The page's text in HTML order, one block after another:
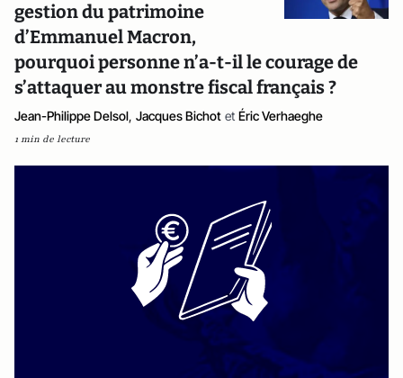
gestion du patrimoine
d’Emmanuel Macron,
pourquoi personne n’a-t-il le courage de
s’attaquer au monstre fiscal français ?
Jean-Philippe Delsol, Jacques Bichot et Éric Verhaeghe
1 min de lecture